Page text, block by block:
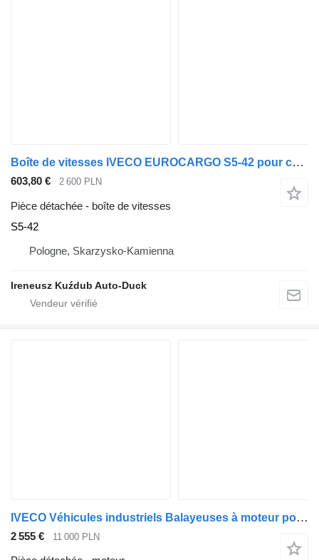
Boîte de vitesses IVECO EUROCARGO S5-42 pour camion IVECO EUROCARGO
603,80 € 2 600 PLN
Pièce détachée - boîte de vitesses
S5-42
Pologne, Skarzysko-Kamienna
Ireneusz Kuźdub Auto-Duck
IVECO Véhicules industriels Balayeuses à moteur pour camion IVECO Euro Cargo
2 555 € 11 000 PLN